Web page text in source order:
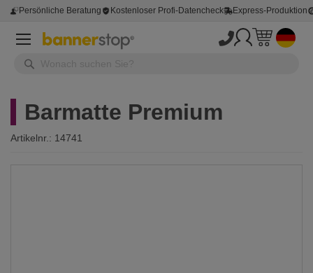
Persönliche Beratung Kostenloser Profi-Datencheck Express-Produktion
Barmatte Premium
Artikelnr.: 14741